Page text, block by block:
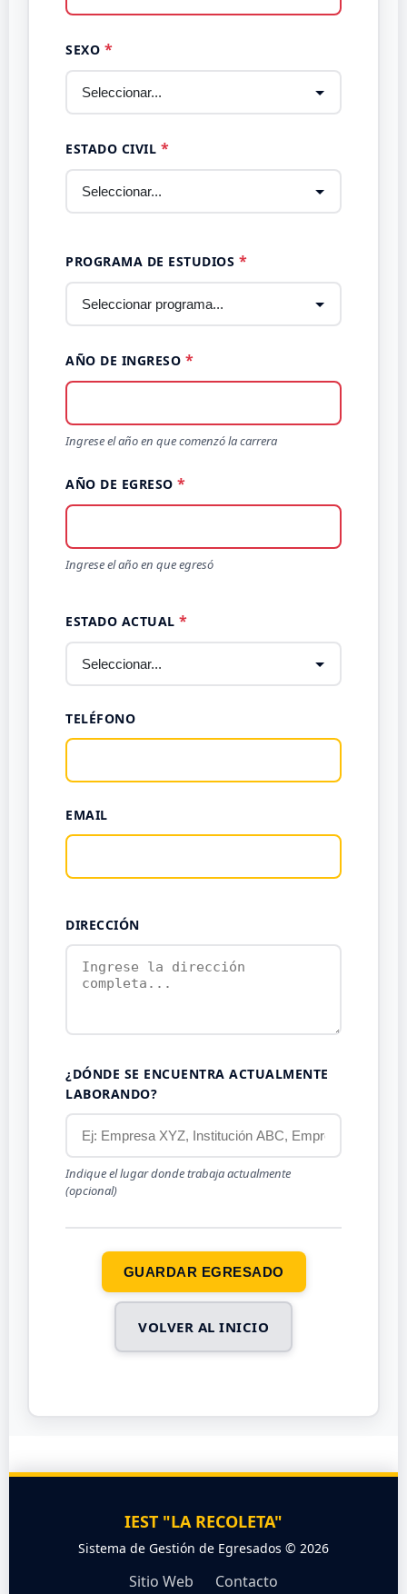
SEXO
ESTADO CIVIL
PROGRAMA DE ESTUDIOS
AÑO DE INGRESO
Ingrese el año en que comenzó la carrera
AÑO DE EGRESO
Ingrese el año en que egresó
ESTADO ACTUAL
TELÉFONO
EMAIL
DIRECCIÓN
¿DÓNDE SE ENCUENTRA ACTUALMENTE
LABORANDO?
Indique el lugar donde trabaja actualmente
(opcional)
GUARDAR EGRESADO
VOLVER AL INICIO
IEST "LA RECOLETA"
Sistema de Gestión de Egresados © 2026
Sitio Web Contacto